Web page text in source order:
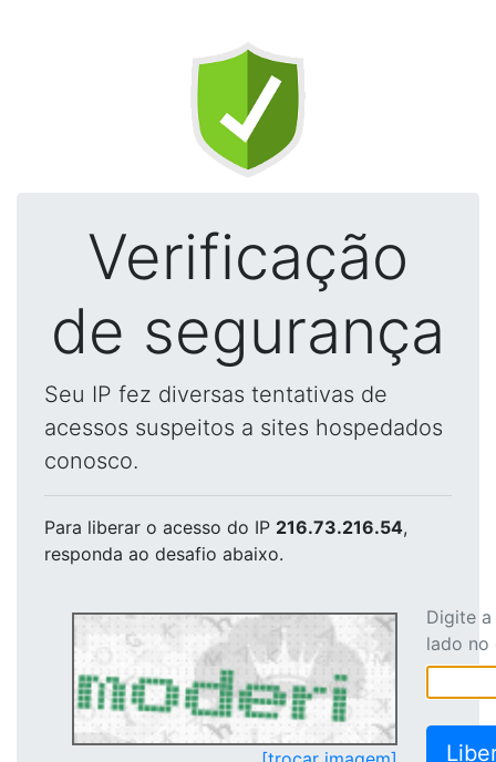
Verificação
de segurança
Seu IP fez diversas tentativas de
acessos suspeitos a sites hospedados
conosco.
Para liberar o acesso do IP 216.73.216.54,
responda ao desafio abaixo.
Digite
lado no